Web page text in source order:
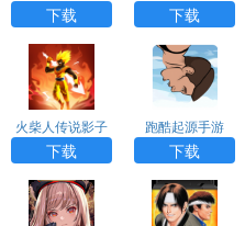
下载安装手机版
下载
版下载
下载
火柴人传说影子
武士手机版下载
下载
跑酷起源手游
下载